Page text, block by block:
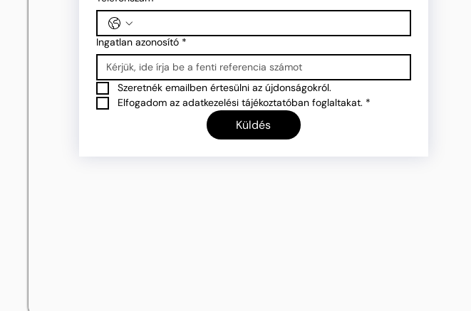
Ingatlan azonosító *
Szeretnék emailben értesülni az újdonságokról.
Elfogadom az adatkezelési tájékoztatóban foglaltakat. *
Küldés